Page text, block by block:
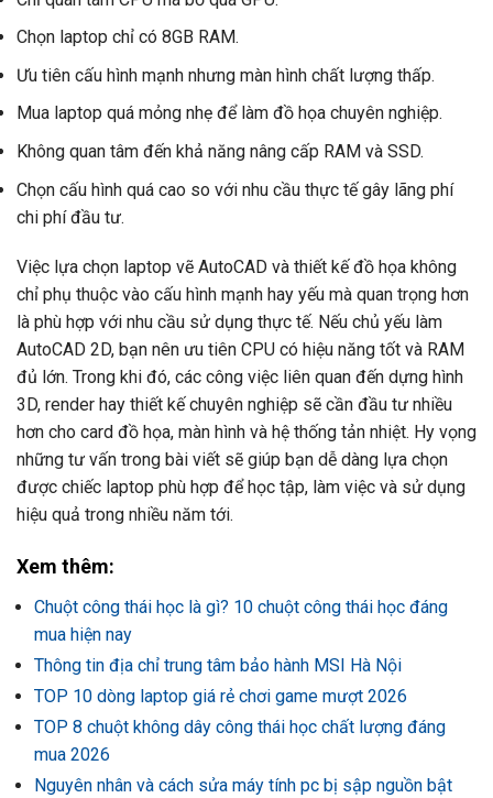
Chọn laptop chỉ có 8GB RAM.
Ưu tiên cấu hình mạnh nhưng màn hình chất lượng thấp.
Mua laptop quá mỏng nhẹ để làm đồ họa chuyên nghiệp.
Không quan tâm đến khả năng nâng cấp RAM và SSD.
Chọn cấu hình quá cao so với nhu cầu thực tế gây lãng phí
chi phí đầu tư.
Việc lựa chọn laptop vẽ AutoCAD và thiết kế đồ họa không
chỉ phụ thuộc vào cấu hình mạnh hay yếu mà quan trọng hơn
là phù hợp với nhu cầu sử dụng thực tế. Nếu chủ yếu làm
AutoCAD 2D, bạn nên ưu tiên CPU có hiệu năng tốt và RAM
đủ lớn. Trong khi đó, các công việc liên quan đến dựng hình
3D, render hay thiết kế chuyên nghiệp sẽ cần đầu tư nhiều
hơn cho card đồ họa, màn hình và hệ thống tản nhiệt. Hy vọng
những tư vấn trong bài viết sẽ giúp bạn dễ dàng lựa chọn
được chiếc laptop phù hợp để học tập, làm việc và sử dụng
hiệu quả trong nhiều năm tới.
Xem thêm:
Chuột công thái học là gì? 10 chuột công thái học đáng
mua hiện nay
Thông tin địa chỉ trung tâm bảo hành MSI Hà Nội
TOP 10 dòng laptop giá rẻ chơi game mượt 2026
TOP 8 chuột không dây công thái học chất lượng đáng
mua 2026
Nguyên nhân và cách sửa máy tính pc bị sập nguồn bật